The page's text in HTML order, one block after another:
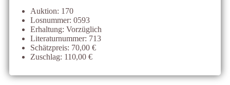
Auktion: 170
Losnummer: 0593
Erhaltung: Vorzüglich
Literaturnummer: 713
Schätzpreis: 70,00 €
Zuschlag: 110,00 €